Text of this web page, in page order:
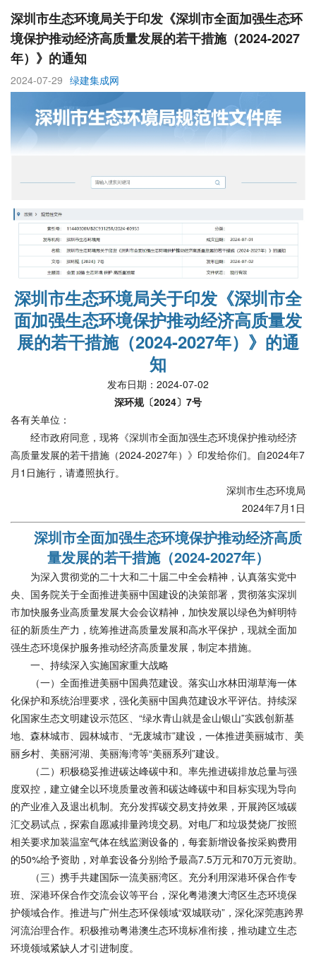
深圳市生态环境局关于印发《深圳市全面加强生态环
境保护推动经济高质量发展的若干措施（2024-2027
年）》的通知
2024-07-29 绿建集成网
深圳市生态环境局关于印发《深圳市全
面加强生态环境保护推动经济高质量发
展的若干措施（2024-2027年）》的通
知
发布日期：2024-07-02
深环规〔2024〕7号
各有关单位：
经市政府同意，现将《深圳市全面加强生态环境保护推动经济
高质量发展的若干措施（2024-2027年）》印发给你们。自2024年7
月1日施行，请遵照执行。
深圳市生态环境局
2024年7月1日
深圳市全面加强生态环境保护推动经济高质
量发展的若干措施（2024-2027年）
为深入贯彻党的二十大和二十届二中全会精神，认真落实党中
央、国务院关于全面推进美丽中国建设的决策部署，贯彻落实深圳
市加快服务业高质量发展大会会议精神，加快发展以绿色为鲜明特
征的新质生产力，统筹推进高质量发展和高水平保护，现就全面加
强生态环境保护服务推动经济高质量发展，制定本措施。
一、持续深入实施国家重大战略
（一）全面推进美丽中国典范建设。落实山水林田湖草海一体
化保护和系统治理要求，强化美丽中国典范建设水平评估。持续深
化国家生态文明建设示范区、“绿水青山就是金山银山”实践创新基
地、森林城市、园林城市、“无废城市”建设，一体推进美丽城市、美
丽乡村、美丽河湖、美丽海湾等“美丽系列”建设。
（二）积极稳妥推进碳达峰碳中和。率先推进碳排放总量与强
度双控，建立健全以环境质量改善和碳达峰碳中和目标实现为导向
的产业准入及退出机制。充分发挥碳交易支持效果，开展跨区域碳
汇交易试点，探索自愿减排量跨境交易。对电厂和垃圾焚烧厂按照
相关要求加装温室气体在线监测设备的，每套新增设备按采购费用
的50%给予资助，对单套设备分别给予最高7.5万元和70万元资助。
（三）携手共建国际一流美丽湾区。充分利用深港环保合作专
班、深港环保合作交流会议等平台，深化粤港澳大湾区生态环境保
护领域合作。推进与广州生态环保领域“双城联动”，深化深莞惠跨界
河流治理合作。积极推动粤港澳生态环境标准衔接，推动建立生态
环境领域紧缺人才引进制度。